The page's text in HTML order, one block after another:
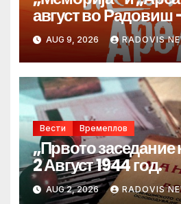
август во Радовиш
продолжува
Денот на
AUG 9, 2026 RADOVIS
Вести Времеплов
„Првото
2 Август 1944 год.
AUG 2, 2026 RADOVIS